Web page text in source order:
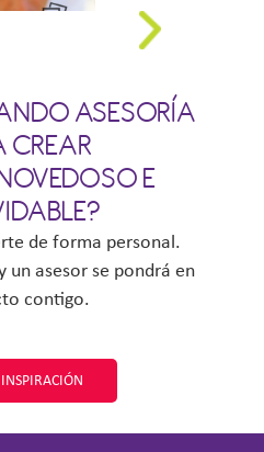
DE JAMÓN
ASESORÍA
CREAR
E
de forma personal.
un asesor se pondrá en
contigo.